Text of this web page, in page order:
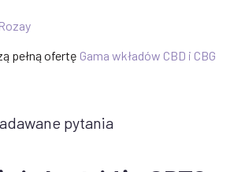
pełną ofertę Gama wkładów CBD i CBG
pytania